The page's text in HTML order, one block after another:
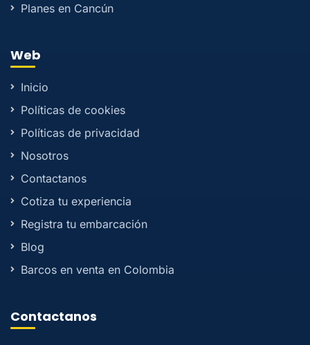
Planes en Cancún
Web
Inicio
Políticas de cookies
Políticas de privacidad
Nosotros
Contactanos
Cotiza tu experiencia
Registra tu embarcación
Blog
Barcos en venta en Colombia
Contactanos